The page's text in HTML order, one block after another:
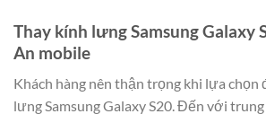
Thay kính lưng Samsung Galaxy
An mobile
Khách hàng nên thận trọng khi lựa chọn
lưng Samsung Galaxy S20. Đến với